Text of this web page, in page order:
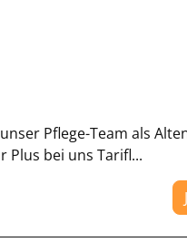
Pflege-Team als
bei uns Tarifl...